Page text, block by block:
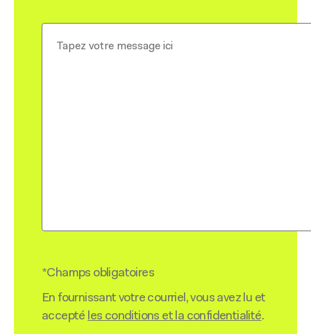
*Champs obligatoires
En fournissant votre courriel, vous avez lu et
accepté les conditions et la confidentialité.